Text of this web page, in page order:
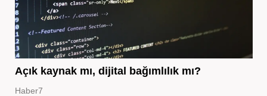
Açık kaynak mı, dijital bağımlılık mı?
Haber7